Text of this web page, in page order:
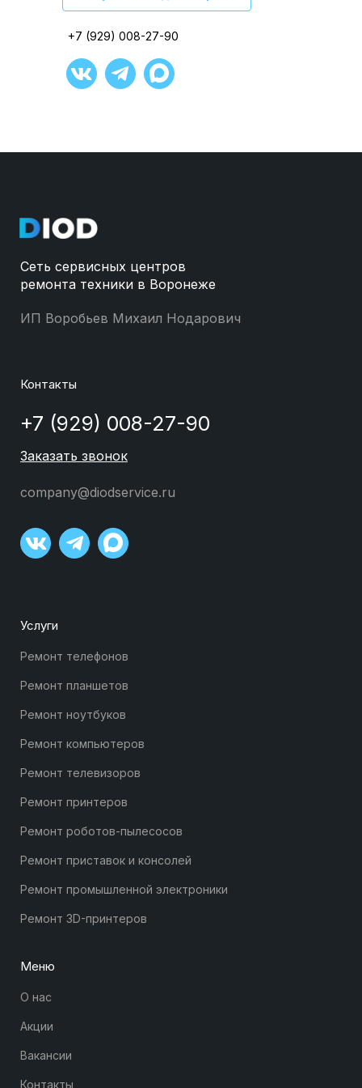
+7 (929) 008-27-90
+7 (929) 008-27-90
+7 (929) 008-27-90
+7 (929) 008-27-90
+7 (929) 008-27-90
Сеть сервисных центров
ремонта техники в Воронеже
ИП Воробьев Михаил Нодарович
Контакты
+7 (929) 008-27-90
Заказать звонок
company@diodservice.ru
Услуги
Ремонт телефонов
Ремонт планшетов
Ремонт ноутбуков
Ремонт компьютеров
Ремонт телевизоров
Ремонт принтеров
Ремонт роботов-пылесосов
Ремонт приставок и консолей
Ремонт промышленной электроники
Ремонт 3D-принтеров
Меню
О нас
Акции
Вакансии
Контакты